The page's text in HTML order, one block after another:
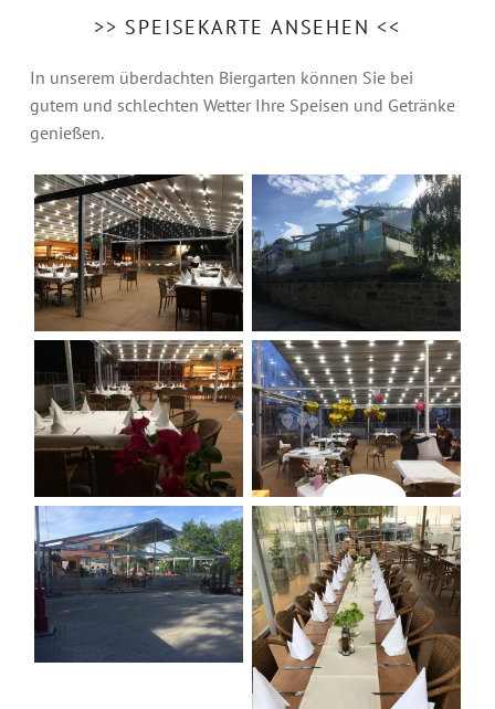
>> SPEISEKARTE ANSEHEN <<
In unserem überdachten Biergarten können Sie bei
gutem und schlechten Wetter Ihre Speisen und Getränke
genießen.